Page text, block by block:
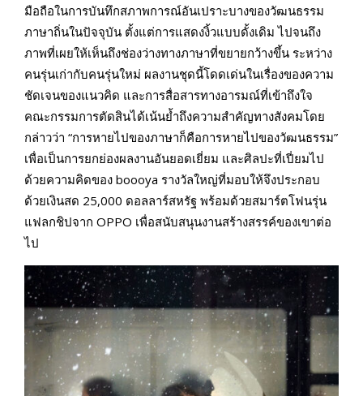
มือถือในการบันทึกสภาพการณ์อันเปราะบางของวัฒนธรรม
ภาษาถิ่นในปัจจุบัน ตั้งแต่การแสดงงิ้วแบบดั้งเดิม ไปจนถึง
ภาพที่เผยให้เห็นถึงช่องว่างทางภาษาที่ขยายกว้างขึ้น ระหว่าง
คนรุ่นเก่ากับคนรุ่นใหม่ ผลงานชุดนี้โดดเด่นในเรื่องของความ
ชัดเจนของแนวคิด และการสื่อสารทางอารมณ์ที่เข้าถึงใจ
คณะกรรมการตัดสินได้เน้นย้ำถึงความสำคัญทางสังคมโดย
กล่าวว่า “การหายไปของภาษาก็คือการหายไปของวัฒนธรรม”
เพื่อเป็นการยกย่องผลงานอันยอดเยี่ยม และศิลปะที่เปี่ยมไป
ด้วยความคิดของ boooya รางวัลใหญ่ที่มอบให้จึงประกอบ
ด้วยเงินสด 25,000 ดอลลาร์สหรัฐ พร้อมด้วยสมาร์ตโฟนรุ่น
แฟลกชิปจาก OPPO เพื่อสนับสนุนงานสร้างสรรค์ของเขาต่อ
ไป